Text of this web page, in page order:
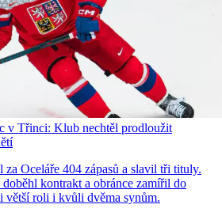
v Třinci: Klub nechtěl prodloužit
za Oceláře 404 zápasů a slavil tři tituly.
kontrakt a obránce zamířil do
roli i kvůli dvěma synům.